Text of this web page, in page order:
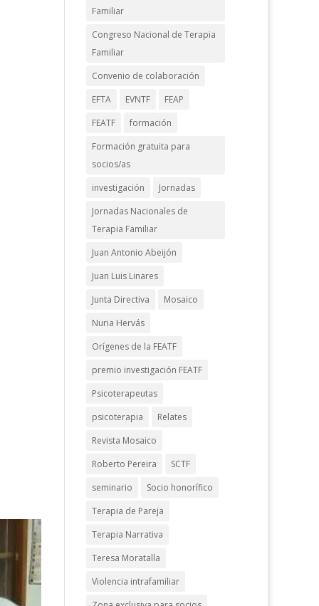
Familiar
Congreso Nacional de Terapia
Familiar
Convenio de colaboración
EFTA
EVNTF
FEAP
FEATF
formación
Formación gratuita para
socios/as
investigación
Jornadas
Jornadas Nacionales de
Terapia Familiar
Juan Antonio Abeijón
Juan Luis Linares
Junta Directiva
Mosaico
Nuria Hervás
Orígenes de la FEATF
premio investigación FEATF
Psicoterapeutas
psicoterapia
Relates
Revista Mosaico
Roberto Pereira
SCTF
seminario
Socio honorífico
Terapia de Pareja
Terapia Narrativa
Teresa Moratalla
Violencia intrafamiliar